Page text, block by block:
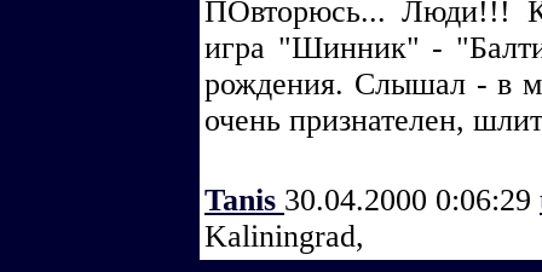
ПОвторюсь... Люди!!!
игра "Шинник" -
рождения. Слышал - в
очень признателен,
Tanis 30.04.2000 0:06:29
Kaliningrad,